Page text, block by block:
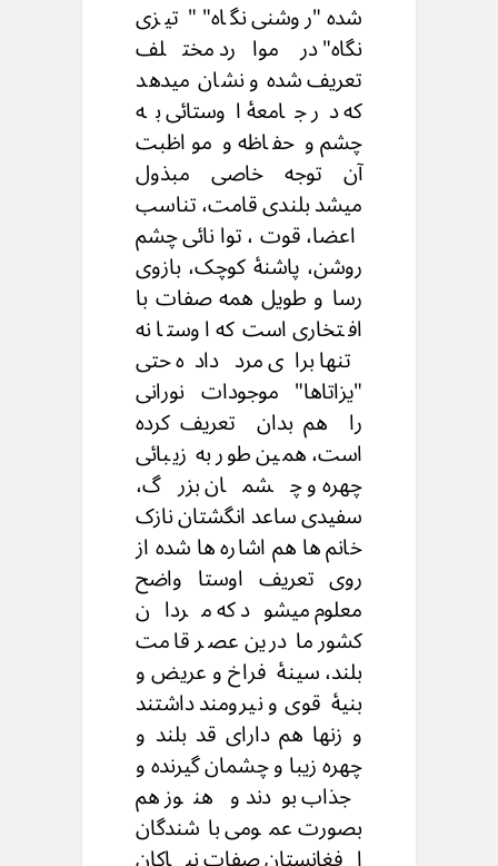
شده "روشنی نگاه" " تیزی
نگاه" در موارد مختلف
تعریف شده و نشان میدهد
که در جامعۀ اوستائی به
چشم و حفاظه و مواظبت
آن توجه خاصی مبذول
میشد بلندی قامت، تناسب
اعضا، قوت، توانائی چشم
روشن، پاشنۀ کوچک، بازوی
رسا و طویل همه صفات با
افتخاری است که اوستا نه
تنها برای مرد داده حتی
"یزاتاها" موجودات نورانی
را هم بدان تعریف کرده
است، همین طور به زیبائی
چهره و چشمان بزرگ،
سفیدی ساعد انگشتان نازک
خانم ها هم اشاره ها شده از
روی تعریف اوستا واضح
معلوم میشود که مردان
کشور ما درین عصر قامت
بلند، سینۀ فراخ و عریض و
بنیۀ قوی و نیرومند داشتند
و زنها هم دارای قد بلند و
چهره زیبا و چشمان گیرنده و
جذاب بودند و هنوز هم
بصورت عمومی باشندگان